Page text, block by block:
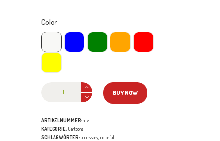
Color
BUY NOW
ARTIKELNUMMER:n. v.
KATEGORIE: Cartoons
SCHLAGWÖRTER:accessory colorful